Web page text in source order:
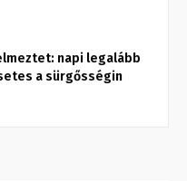
napi legalább
a sürgősségin